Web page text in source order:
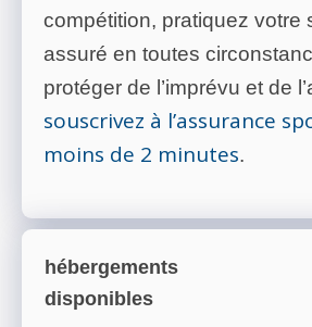
compétition, pratiquez votre
assuré en toutes
protéger de l’imprévu et de
souscrivez à l’assurance
moins de 2 minutes.
hébergements
disponibles